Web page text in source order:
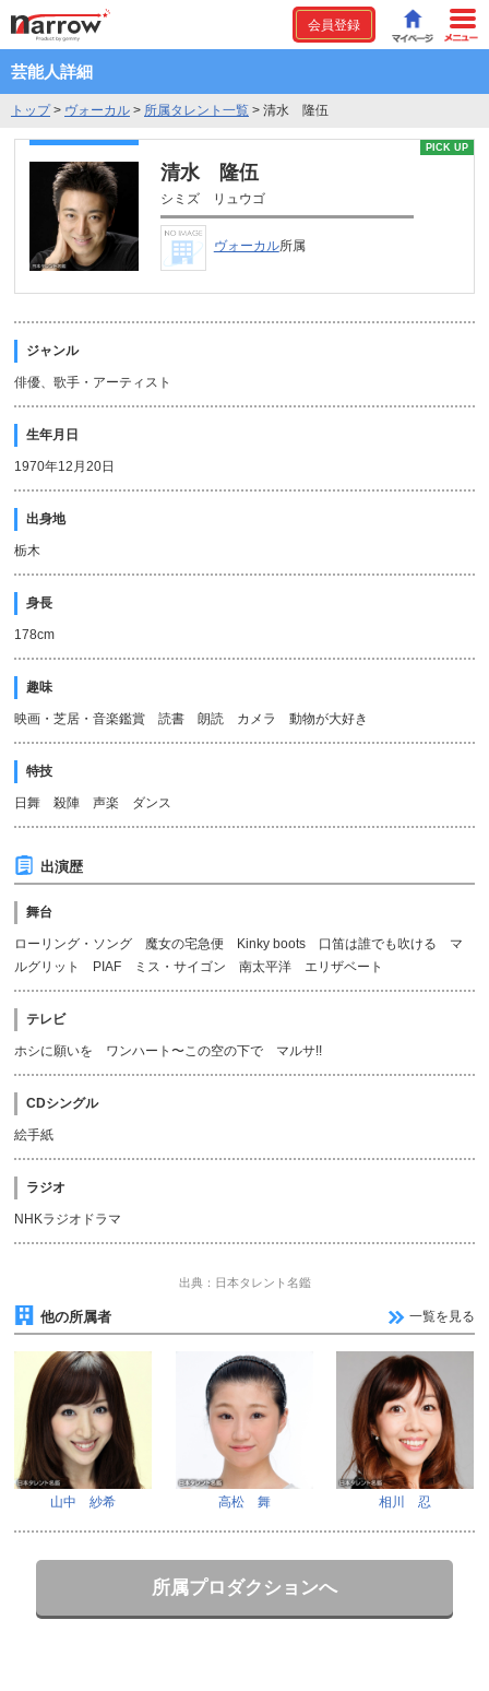
会員登録
芸能人詳細
トップ> ヴォーカル > 所属タレント一覧 > 清水 隆伍
PICK UP
清水 隆伍
シミズ リュウゴ
ヴォーカル所属
ジャンル
俳優、歌手・アーティスト
生年月日
1970年12月20日
出身地
栃木
身長
178cm
趣味
映画・芝居・音楽鑑賞 読書 朗読 カメラ 動物が大好き
特技
日舞 殺陣 声楽 ダンス
出演歴
舞台
ローリング・ソング 魔女の宅急便 Kinky boots 口笛は誰でも吹ける マ
ルグリット PIAF ミス・サイゴン 南太平洋 エリザベート
テレビ
ホシに願いを ワンハート〜この空の下で マルサ!!
CDシングル
絵手紙
ラジオ
NHKラジオドラマ
出典：日本タレント名鑑
他の所属者 一覧を見る
山中 紗希 高松 舞 相川 忍
所属プロダクションへ